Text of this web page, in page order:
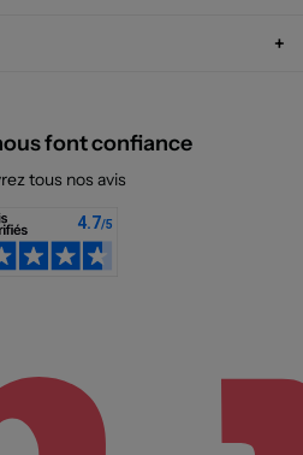
font confiance
tous nos avis